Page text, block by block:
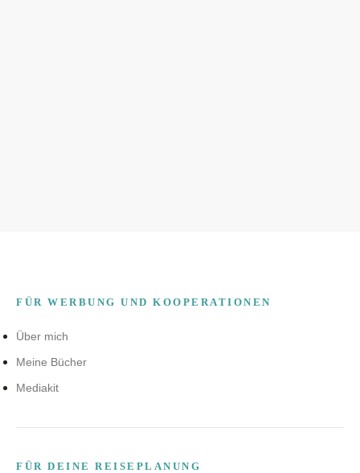
FÜR WERBUNG UND KOOPERATIONEN
Über mich
Meine Bücher
Mediakit
FÜR DEINE REISEPLANUNG